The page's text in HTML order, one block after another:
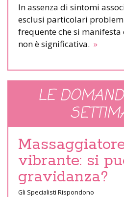
In assenza di sintomi
esclusi particolari
frequente che si
non è significativa. »
LE
vibrante: si
gravidanza?
Gli Specialisti Rispondono